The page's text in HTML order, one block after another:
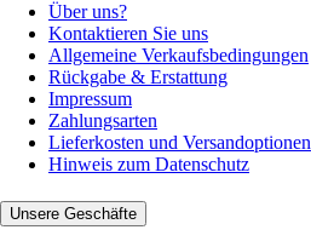
Über uns?
Kontaktieren Sie uns
Allgemeine Verkaufsbedingungen
Rückgabe & Erstattung
Impressum
Zahlungsarten
Lieferkosten und Versandoptionen
Hinweis zum Datenschutz
Unsere Geschäfte